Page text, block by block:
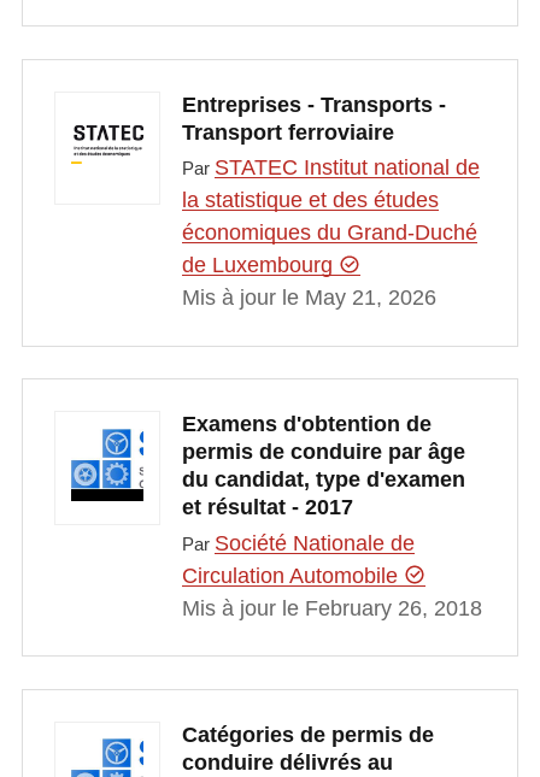
Entreprises - Transports -
Transport ferroviaire
Par STATEC Institut national de
la statistique et des études
économiques du Grand-Duché
de Luxembourg
Mis à jour le May 21, 2026
Examens d'obtention de
permis de conduire par âge
du candidat, type d'examen
et résultat - 2017
Par Société Nationale de
Circulation Automobile
Mis à jour le February 26, 2018
Catégories de permis de
conduire délivrés au